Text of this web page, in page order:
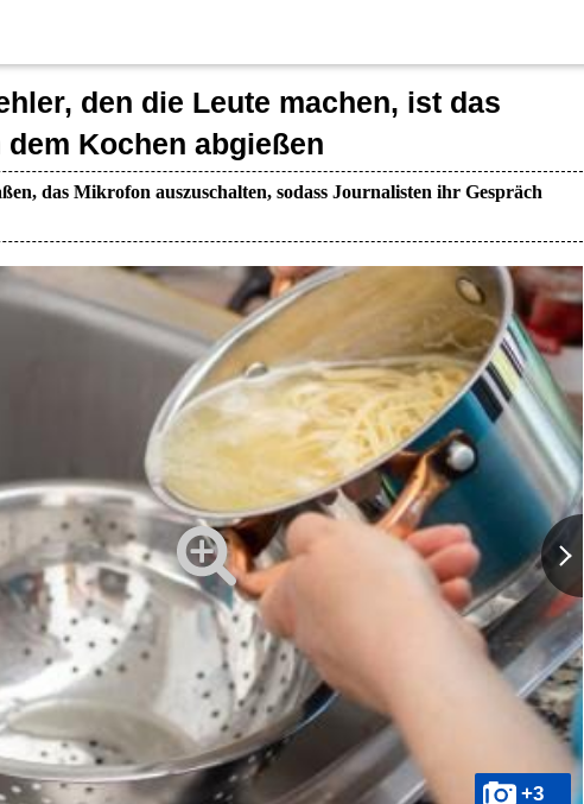
den die Leute machen, ist das
Kochen abgießen
das Mikrofon auszuschalten, sodass Journalisten ihr Gespräch
+3